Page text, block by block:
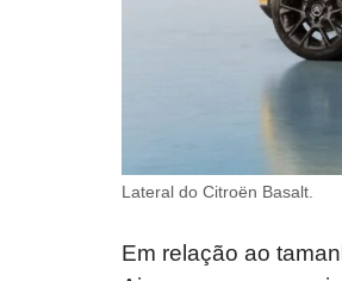
Lateral do Citroën Basalt.
Em relação ao